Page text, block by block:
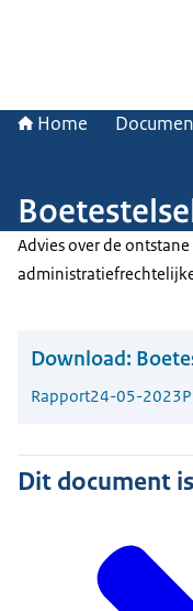
Home
Advies over de
Download:
Rapport24-05-2023
Dit document